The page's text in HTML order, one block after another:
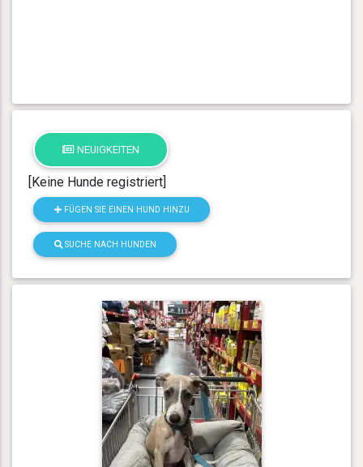
NEUIGKEITEN
[Keine Hunde registriert]
FÜGEN SIE EINEN HUND HINZU
SUCHE NACH HUNDEN